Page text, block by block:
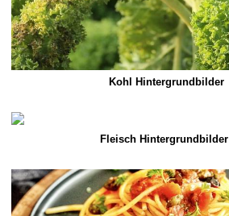
Kohl Hintergrundbilder
Fleisch Hintergrundbilder